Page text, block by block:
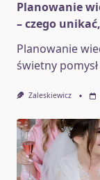
Planowanie
– czego
Planowanie
świetny
Zaleskiewicz